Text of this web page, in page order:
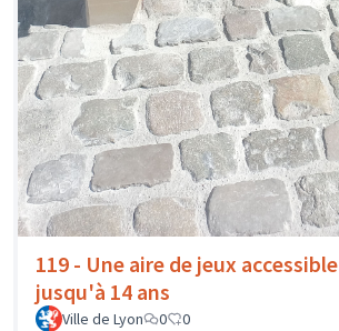
119 - Une aire de jeux accessible
jusqu'à 14 ans
Ville de Lyon 0 0